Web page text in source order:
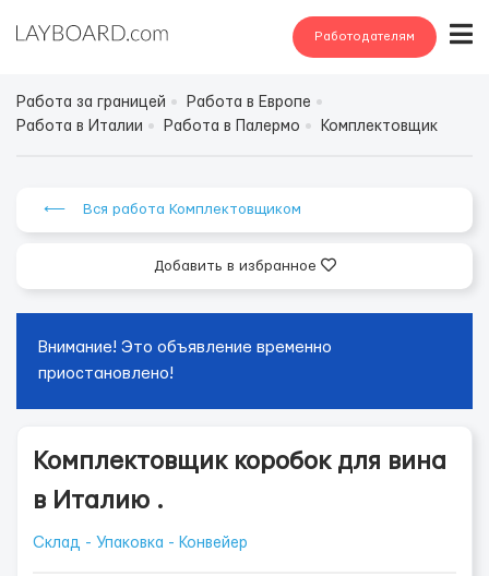
Работодателям
Работа за границей
Работа в Европе
Работа в Италии
Работа в Палермо Комплектовщик
⟵ Вся работа Комплектовщиком
Добавить в избранное
Внимание! Это объявление временно
приостановлено!
Комплектовщик коробок для вина
в Италию .
Склад - Упаковка - Конвейер